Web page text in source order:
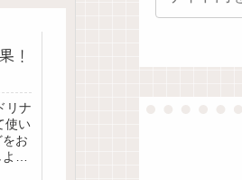
！
リナ
使い
お
う